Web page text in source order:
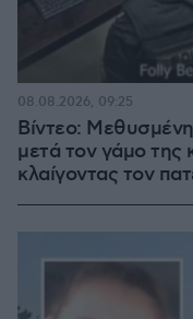
Βίντεο:
μετά τον γάμο της
κλαίγοντας τον
08.08.2026, 09:25